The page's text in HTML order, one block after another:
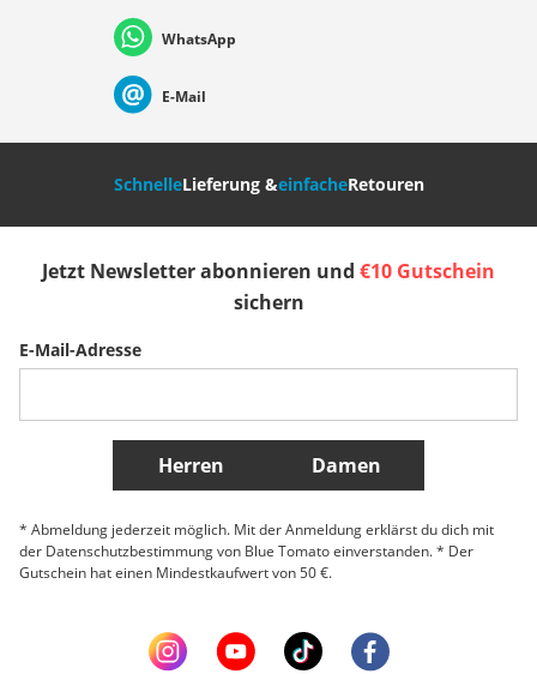
Nederland Italia (Italiano) Italien (Deutsch)
Slovenija
Belgique (Français) Danmark Norge
Weitere Länder
WhatsApp
E-Mail
SchnelleLieferung &einfacheRetouren
Jetzt Newsletter abonnieren und €10 Gutschein
sichern
E-Mail-Adresse
Herren Damen
* Abmeldung jederzeit möglich. Mit der Anmeldung erklärst du dich mit
der Datenschutzbestimmung von Blue Tomato einverstanden. * Der
Gutschein hat einen Mindestkaufwert von 50 €.